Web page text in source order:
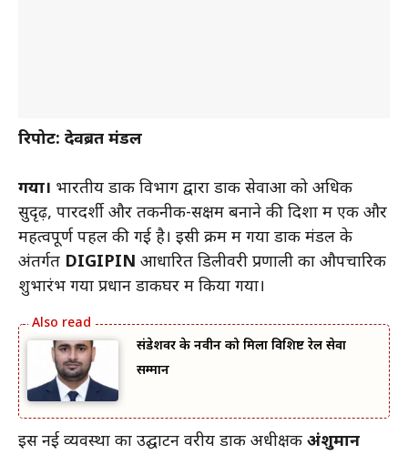
रिपोर्ट: देवब्रत मंडल
गया। भारतीय डाक विभाग द्वारा डाक सेवाओं को अधिक
सुदृढ़, पारदर्शी और तकनीक-सक्षम बनाने की दिशा में एक और
महत्वपूर्ण पहल की गई है। इसी क्रम में गया डाक मंडल के
अंतर्गत DIGIPIN आधारित डिलीवरी प्रणाली का औपचारिक
शुभारंभ गया प्रधान डाकघर में किया गया।
संडेशवर के नवीन को मिला विशिष्ट रेल सेवा
सम्मान
इस नई व्यवस्था का उद्घाटन वरीय डाक अधीक्षक अंशुमान